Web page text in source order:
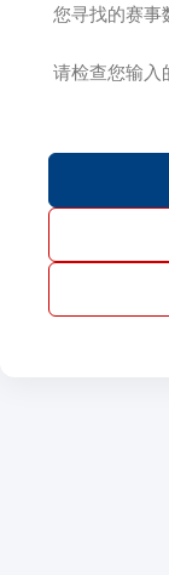
您寻找的赛事
请检查您输入